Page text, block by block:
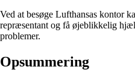
Ved at besøge Lufthansas kontor
repræsentant og få øjeblikkelig
problemer.
Opsummering